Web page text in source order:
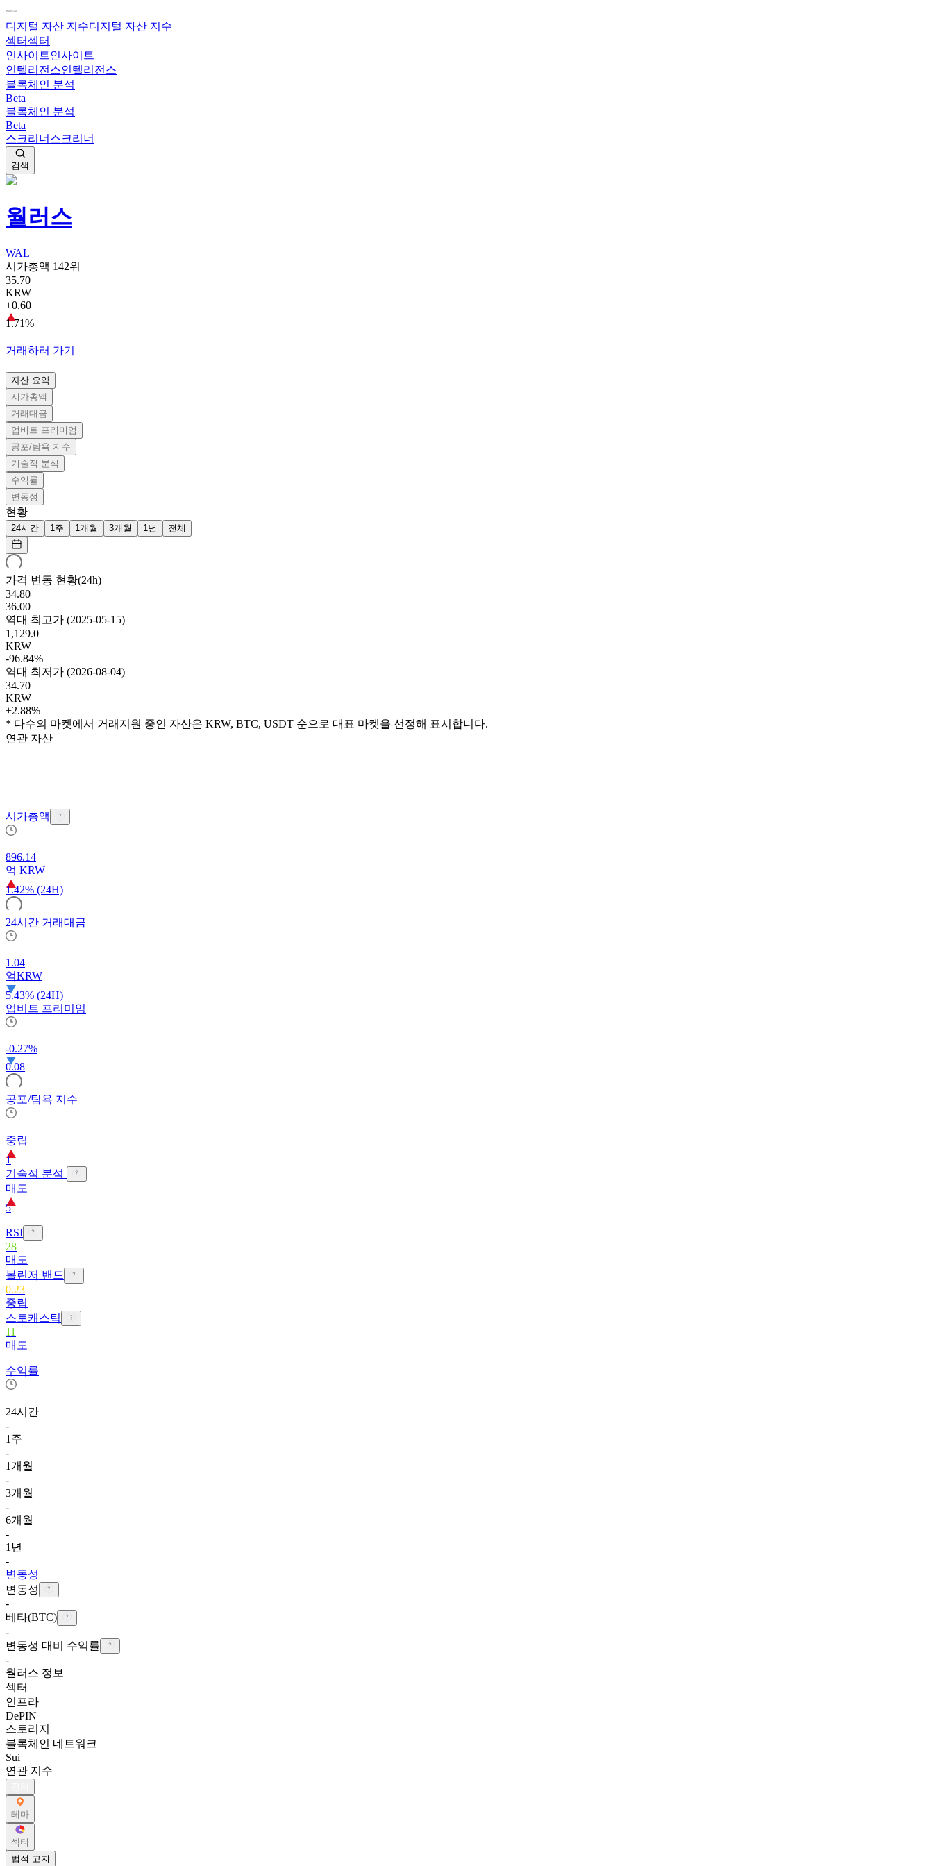
디지털 자산 지수디지털 자산 지수
섹터섹터
인사이트인사이트
인텔리전스인텔리전스
블록체인 분석
Beta
블록체인 분석
Beta
스크리너 스크리너
검색
월러스
WAL
시가총액 142위
35.70
KRW
+0.60
1.71%
거래하러 가기
자산 요약
시가총액
거래대금
업비트 프리미엄
공포/탐욕 지수
기술적 분석
수익률
변동성
현황
24시간 1주 1개월 3개월 1년 전체
가격 변동 현황(24h)
34.80
36.00
역대 최고가 (2025-05-15)
1,129.0
KRW
-96.84%
역대 최저가 (2026-08-04)
34.70
KRW
+2.88%
* 다수의 마켓에서 거래지원 중인 자산은 KRW, BTC, USDT 순으로 대표 마켓을 선정해 표시합니다.
연관 자산
시가총액
896.14
억 KRW
1.42% (24H)
24시간 거래대금
1.04
억KRW
5.43% (24H)
업비트 프리미엄
-0.27%
0.08
공포/탐욕 지수
중립
1
기술적 분석
매도
5
RSI
28
매도
볼린저 밴드
0.23
중립
스토캐스틱
11
매도
수익률
24시간
-
1주
-
1개월
-
3개월
-
6개월
-
1년
-
변동성
변동성
-
베타(BTC)
-
변동성 대비 수익률
-
월러스 정보
섹터
인프라
DePIN
스토리지
블록체인 네트워크
Sui
연관 지수
테마
섹터
법적 고지